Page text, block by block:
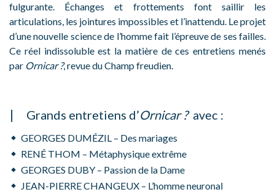
fulgurante. Échanges et frottements font saillir les
articulations, les jointures impossibles et l’inattendu. Le projet
d’une nouvelle science de l’homme fait l’épreuve de ses failles.
Ce réel indissoluble est la matière de ces entretiens menés
par Ornicar ?, revue du Champ freudien.
Grands entretiens d’Ornicar ? avec :
GEORGES DUMÉZIL – Des mariages
RENÉ THOM – Métaphysique extrême
GEORGES DUBY – Passion de la Dame
JEAN-PIERRE CHANGEUX – L’homme neuronal